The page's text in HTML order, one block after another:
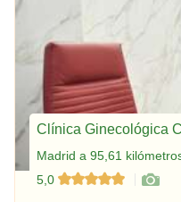
Clínica Ginecológica
Madrid a 95,61
5,0